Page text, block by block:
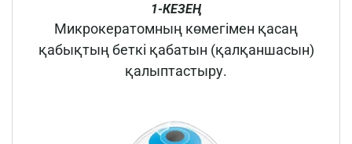
1-КЕЗЕҢ
Микрокератомның көмегімен қасаң
қабықтың беткі қабатын (қалқаншасын)
қалыптастыру.